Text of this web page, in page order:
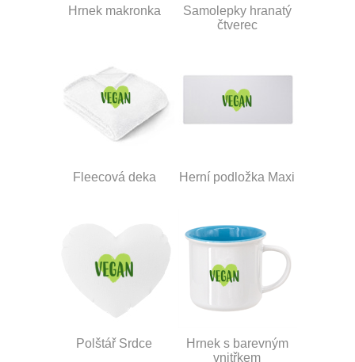
Hrnek makronka
Samolepky hranatý
čtverec
Fleecová deka Herní podložka Maxi
Polštář Srdce
Hrnek s barevným
vnitřkem